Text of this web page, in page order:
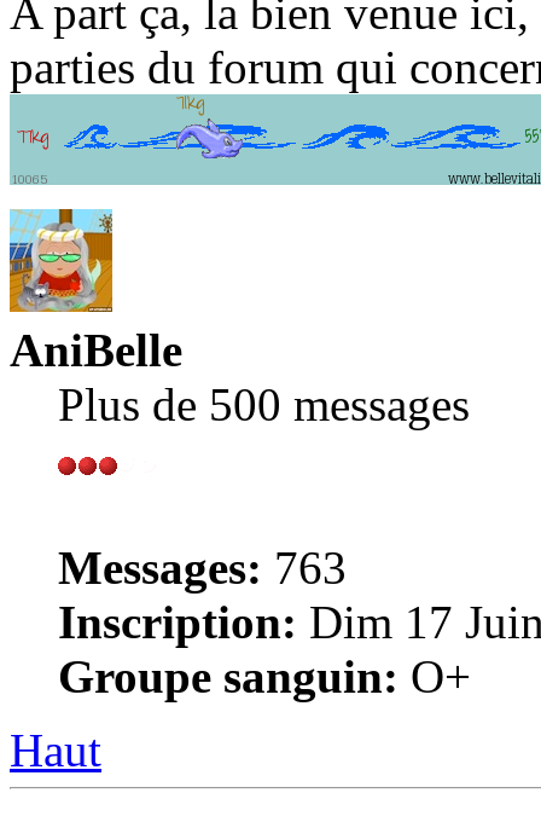
A part ça, la bien venue
parties du forum qui
AniBelle
Plus de 500 messages
Messages: 763
Inscription: Dim 17
Groupe sanguin: O+
Haut